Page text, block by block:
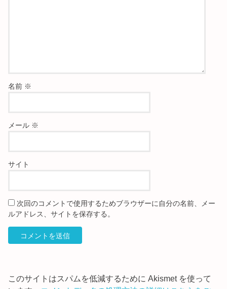
名前 ※
メール ※
サイト
次回のコメントで使用するためブラウザーに自分の名前、メー
ルアドレス、サイトを保存する。
このサイトはスパムを低減するために Akismet を使って